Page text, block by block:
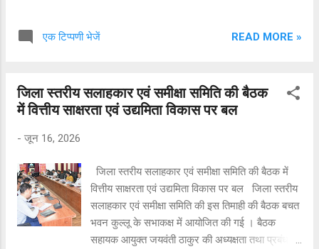
किसानों को संबोधित करते हुए कृषि मंत्री ने कहा कि खेती
बनाने के लिए प्रतिबद्ध है। उन्होंने कहा कि कृषि एक बड़ा
उद्योग है, जिससे प्रदेश की 70 प्रतिशत से अधिक आबादी
कि हिमाचल प्रदेश में कृषि योग्य भूमि सीमित है, इसलिए
कृषि वैज्ञानिकों और अधिकारियों को खेतों के आकार, मिट्टी
की उर्वरता तथा स्थानीय जलवायु के अनुरूप खेती और
बागवानी को बढ़ावा देने के निर्देश दिए गए हैं। प्रदेश के
मौसम सम्बंधित अध्ययन ...
एक टिप्पणी भेजें READ MORE »
जिला स्तरीय सलाहकार एवं समीक्षा समिति की बैठक
में वित्तीय साक्षरता एवं उद्यमिता विकास पर बल
- जून 16, 2026
जिला स्तरीय सलाहकार एवं समीक्षा समिति की बैठक में
वित्तीय साक्षरता एवं उद्यमिता विकास पर बल जिला स्तरीय
सलाहकार एवं समीक्षा समिति की इस तिमाही की बैठक बचत
भवन कुल्लू के सभाकक्ष में आयोजित की गई । बैठक
सहायक आयुक्त जयवंती ठाकुर की अध्यक्षता तथा प्रबंधक,